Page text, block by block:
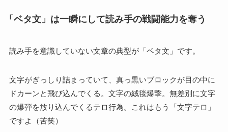
「ベタ文」は一瞬にして読み手の戦闘能力を奪う
読み手を意識していない文章の典型が「ベタ文」です。
文字がぎっしり詰まっていて、真っ黒いブロックが目の中に
ドカーンと飛び込んでくる。文字の絨毯爆撃。無差別に文字
の爆弾を放り込んでくるテロ行為。これはもう「文字テロ」
ですよ（苦笑）